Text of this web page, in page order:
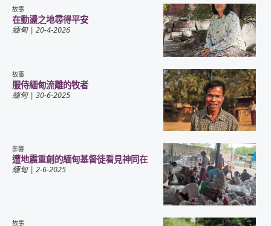
故事
在動盪之地尋得平安
緬甸| 20-4-2026
故事
服侍緬甸流離的牧者
緬甸| 30-6-2025
影響
遭地震重創的緬甸基督徒看見神同在
緬甸| 2-6-2025
故事